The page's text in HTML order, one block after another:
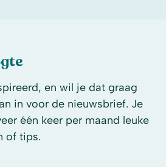
en wil je dat graag
in voor de nieuwsbrief. Je
één keer per maand leuke
of tips.